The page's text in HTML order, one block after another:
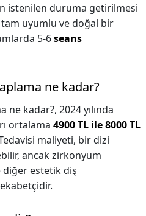
istenilen duruma getirilmesi
tam uyumlu ve doğal bir
5-6seans
ne kadar?
ne kadar?, 2024 yılında
ortalama 4900 TL ile 8000 TL
maliyeti, bir dizi
ancak zirkonyum
diğer estetik diş